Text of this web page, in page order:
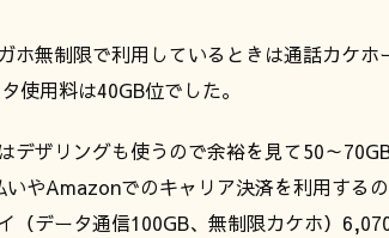
ホ無制限で利用しているときは通話カケ
使用料は40GB位でした。
デザリングも使うので余裕を見て50～
いやAmazonでのキャリア決済を利用する
（データ通信100GB、無制限カケホ）